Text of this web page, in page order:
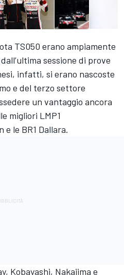
TS050 erano ampiamente
sessione di prove
infatti, si erano nascoste
e del terzo settore
un vantaggio ancora
migliori LMP1
le BR1 Dallara.
Kobayashi, Nakajima e